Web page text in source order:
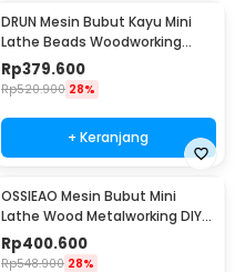
DRUN Mesin Bubut Kayu Mini
Lathe Beads Woodworking
150W - X707
Rp379.600
Rp520.900 28%
+ Keranjang
OSSIEAO Mesin Bubut Mini
Lathe Wood Metalworking DIY
80W - HS001
Rp400.600
Rp548.900 28%